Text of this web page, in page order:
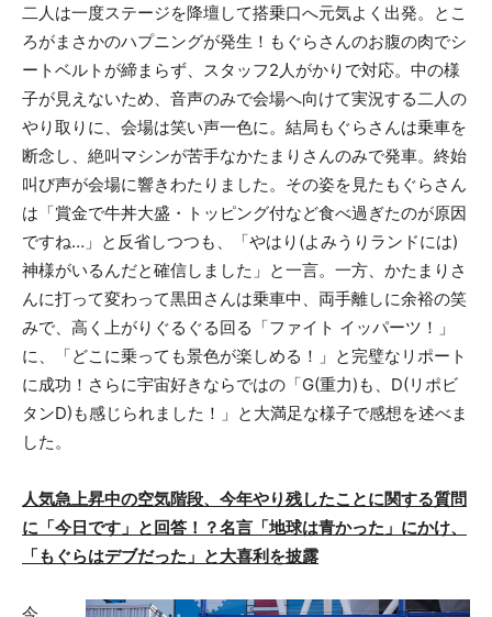
二人は一度ステージを降壇して搭乗口へ元気よく出発。とこ
ろがまさかのハプニングが発生！もぐらさんのお腹の肉でシ
ートベルトが締まらず、スタッフ2人がかりで対応。中の様
子が見えないため、音声のみで会場へ向けて実況する二人の
やり取りに、会場は笑い声一色に。結局もぐらさんは乗車を
断念し、絶叫マシンが苦手なかたまりさんのみで発車。終始
叫び声が会場に響きわたりました。その姿を見たもぐらさん
は「賞金で牛丼大盛・トッピング付など食べ過ぎたのが原因
ですね…」と反省しつつも、「やはり(よみうりランドには)
神様がいるんだと確信しました」と一言。一方、かたまりさ
んに打って変わって黒田さんは乗車中、両手離しに余裕の笑
みで、高く上がりぐるぐる回る「ファイト イッパーツ！」
に、「どこに乗っても景色が楽しめる！」と完璧なリポート
に成功！さらに宇宙好きならではの「G(重力)も、D(リポビ
タンD)も感じられました！」と大満足な様子で感想を述べま
した。
人気急上昇中の空気階段、今年やり残したことに関する質問
に「今日です」と回答！？名言「地球は青かった」にかけ、
「もぐらはデブだった」と大喜利を披露